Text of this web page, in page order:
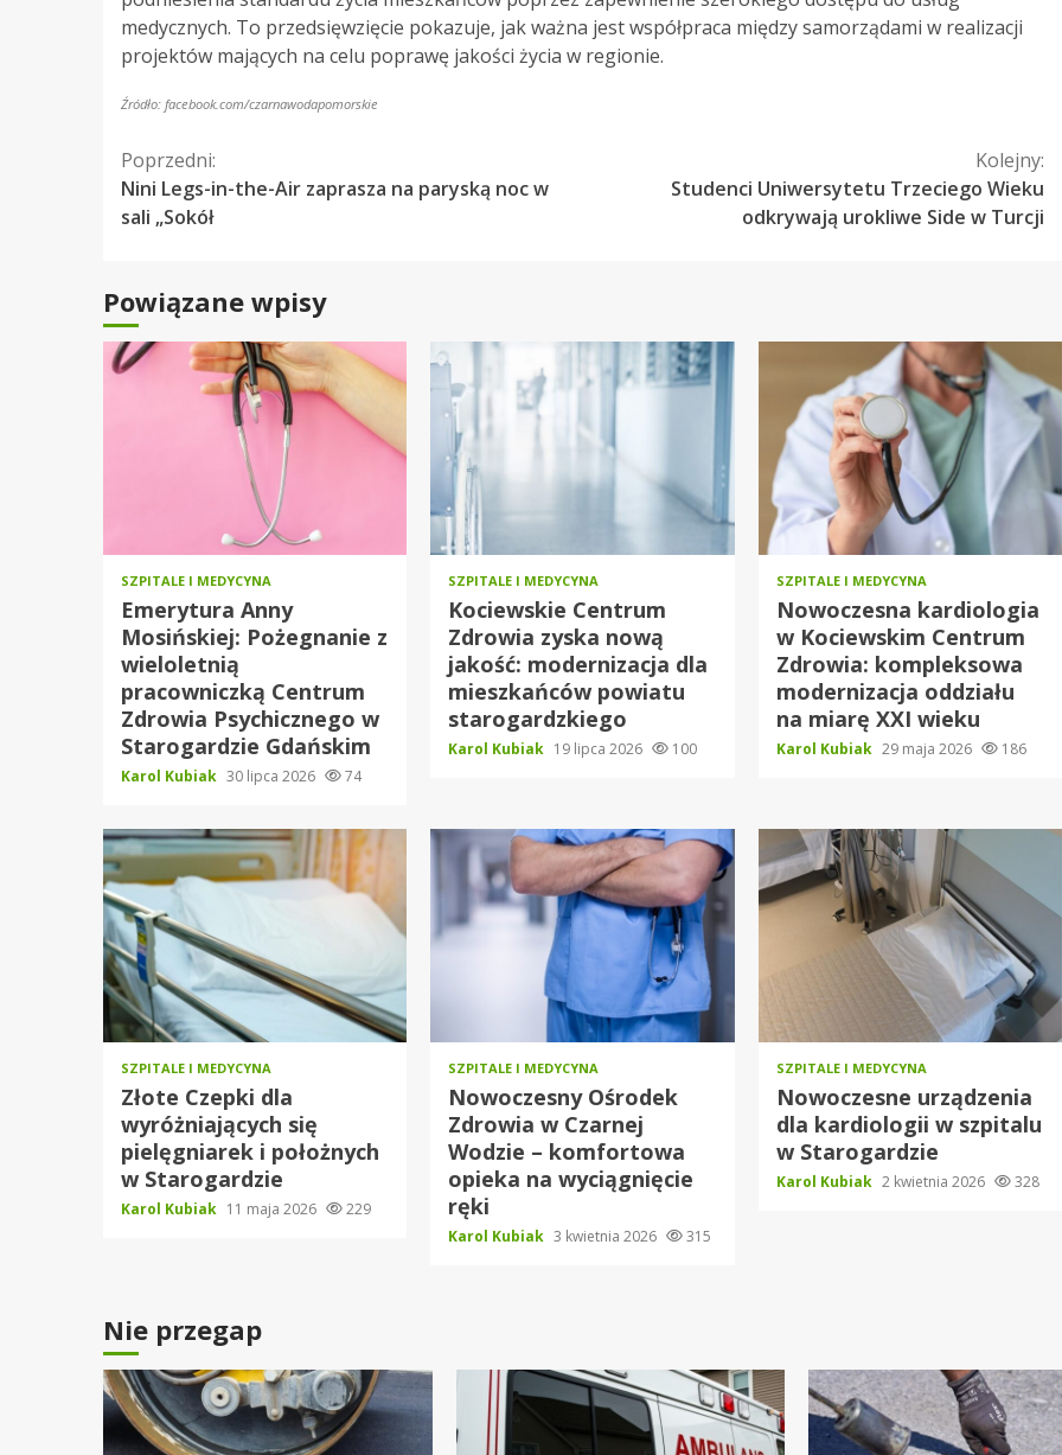
medycznych. To przedsięwzięcie pokazuje, jak ważna jest współpraca między samorządami w realizacji
projektów mających na celu poprawę jakości życia w regionie.
Źródło: facebook.com/czarnawodapomorskie
Kontynuuj
czytanie
Poprzedni:
Nini Legs-in-the-Air zaprasza na paryską noc w
sali „Sokół
Kolejny:
Studenci Uniwersytetu Trzeciego Wieku
odkrywają urokliwe Side w Turcji
Powiązane wpisy
SZPITALE I MEDYCYNA
Emerytura Anny
Mosińskiej: Pożegnanie z
wieloletnią
pracowniczką Centrum
Zdrowia Psychicznego w
Starogardzie Gdańskim
Karol Kubiak 30 lipca 2026 74
SZPITALE I MEDYCYNA
Kociewskie Centrum
Zdrowia zyska nową
jakość: modernizacja dla
mieszkańców powiatu
starogardzkiego
Karol Kubiak 19 lipca 2026 100
SZPITALE I MEDYCYNA
Nowoczesna kardiologia
w Kociewskim Centrum
Zdrowia: kompleksowa
modernizacja oddziału
na miarę XXI wieku
Karol Kubiak 29 maja 2026 186
SZPITALE I MEDYCYNA
Złote Czepki dla
wyróżniających się
pielęgniarek i położnych
w Starogardzie
Karol Kubiak 11 maja 2026 229
SZPITALE I MEDYCYNA
Nowoczesny Ośrodek
Zdrowia w Czarnej
Wodzie – komfortowa
opieka na wyciągnięcie
ręki
Karol Kubiak 3 kwietnia 2026 315
SZPITALE I MEDYCYNA
Nowoczesne urządzenia
dla kardiologii w szpitalu
w Starogardzie
Karol Kubiak 2 kwietnia 2026 328
Nie przegap